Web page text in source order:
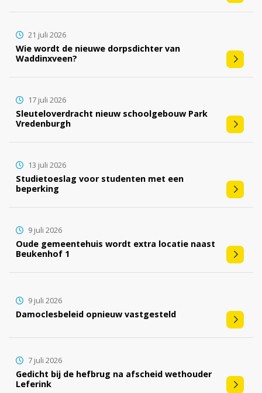
Wie wordt de nieuwe dorpsdichter van
Waddinxveen?
21 juli 2026
Sleuteloverdracht nieuw schoolgebouw Park
Vredenburgh
17 juli 2026
Studietoeslag voor studenten met een
beperking
13 juli 2026
Oude gemeentehuis wordt extra locatie naast
Beukenhof 1
9 juli 2026
Damoclesbeleid opnieuw vastgesteld
9 juli 2026
Gedicht bij de hefbrug na afscheid wethouder
Leferink
7 juli 2026